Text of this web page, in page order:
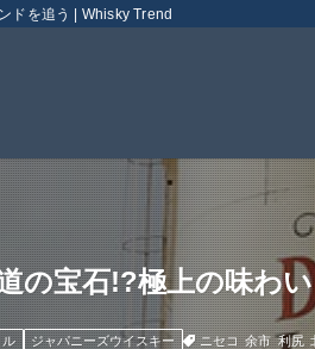
ドを追う | Whisky Trend
の宝石!?極上の味わ
ル ジャパニーズウイスキー ニセコ 余市 利尻